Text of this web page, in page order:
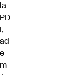
la
PD
I,
ad
e
m